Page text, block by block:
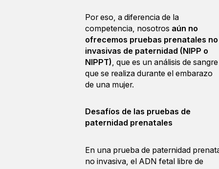
Por eso, a diferencia de la
competencia, nosotros aún no
ofrecemos pruebas prenatales no
invasivas de paternidad (NIPP o
NIPPT), que es un análisis de sangre
que se realiza durante el embarazo
de una mujer.
Desafíos de las pruebas de
paternidad prenatales
En una prueba de paternidad
no invasiva, el ADN fetal libre de